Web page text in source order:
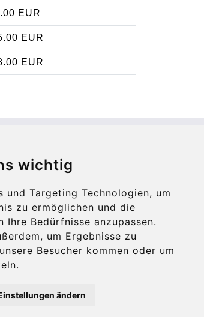
wichtig
und Targeting Technologien, um
zu ermöglichen und die
Ihre Bedürfnisse anzupassen.
um Ergebnisse zu
Besucher kommen oder um
ändern
EUR
EUR
EUR
with STRIPE